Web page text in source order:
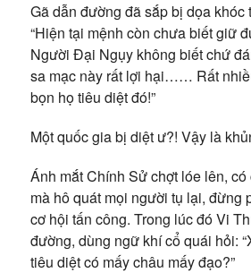
Gã dẫn đường đã sắp bị dọa khóc
“Hiện tại mệnh còn chưa biết giữ
Người Đại Ngụy không biết chứ
sa mạc này rất lợi hại…… Rất
bọn họ tiêu diệt đó!”
Một quốc gia bị diệt ư?! Vậy là
Ánh mắt Chính Sử chợt lóe lên,
mà hô quát mọi người tụ lại, đừng
cơ hội tấn công. Trong lúc đó Vi
đường, dùng ngữ khí cổ quái hỏi:
tiêu diệt có mấy châu mấy đạo?”